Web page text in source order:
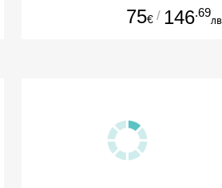
75€ / 146.69
лв.